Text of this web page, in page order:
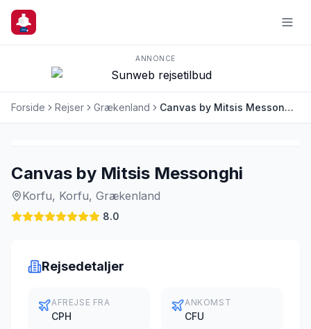
ANNONCE
Forside Rejser Grækenland Canvas by Mitsis Messonghi
Canvas by Mitsis Messonghi
Korfu, Korfu, Grækenland
8.0
Rejsedetaljer
AFREJSE FRA
CPH
ANKOMST
CFU